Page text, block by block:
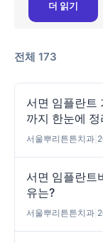
더 읽기
전체 173
서면 임플란트
까지 한눈에 정
서울뿌리튼튼치과
서면 임플란트
유는?
서울뿌리튼튼치과